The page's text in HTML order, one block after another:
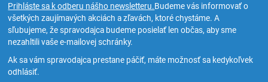
Prihláste sa k odberu nášho newsletteru.Budeme vás informovať o
všetkých zaujímavých akciách a zľavách, ktoré chystáme. A
sľubujeme, že spravodajca budeme posielať len občas, aby sme
nezahltili vaše e-mailovej schránky.
Ak sa vám spravodajca prestane páčiť, máte možnosť sa kedykoľvek
odhlásiť.